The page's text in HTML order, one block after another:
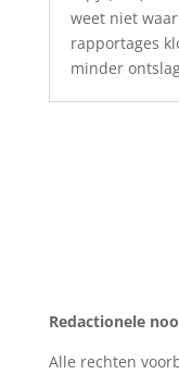
weet niet
rapportages
minder
Redactionele
Alle rechten